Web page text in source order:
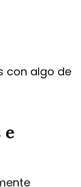
con algo de
e